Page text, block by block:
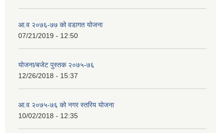
आ.व २०७६-७७ को वडागत योजना
07/21/2019 - 12:50
योजना/बजेट पुस्तक २०७५-७६
12/26/2018 - 15:37
आ.व २०७५-७६ को नगर स्तरिय योजना
10/02/2018 - 12:35